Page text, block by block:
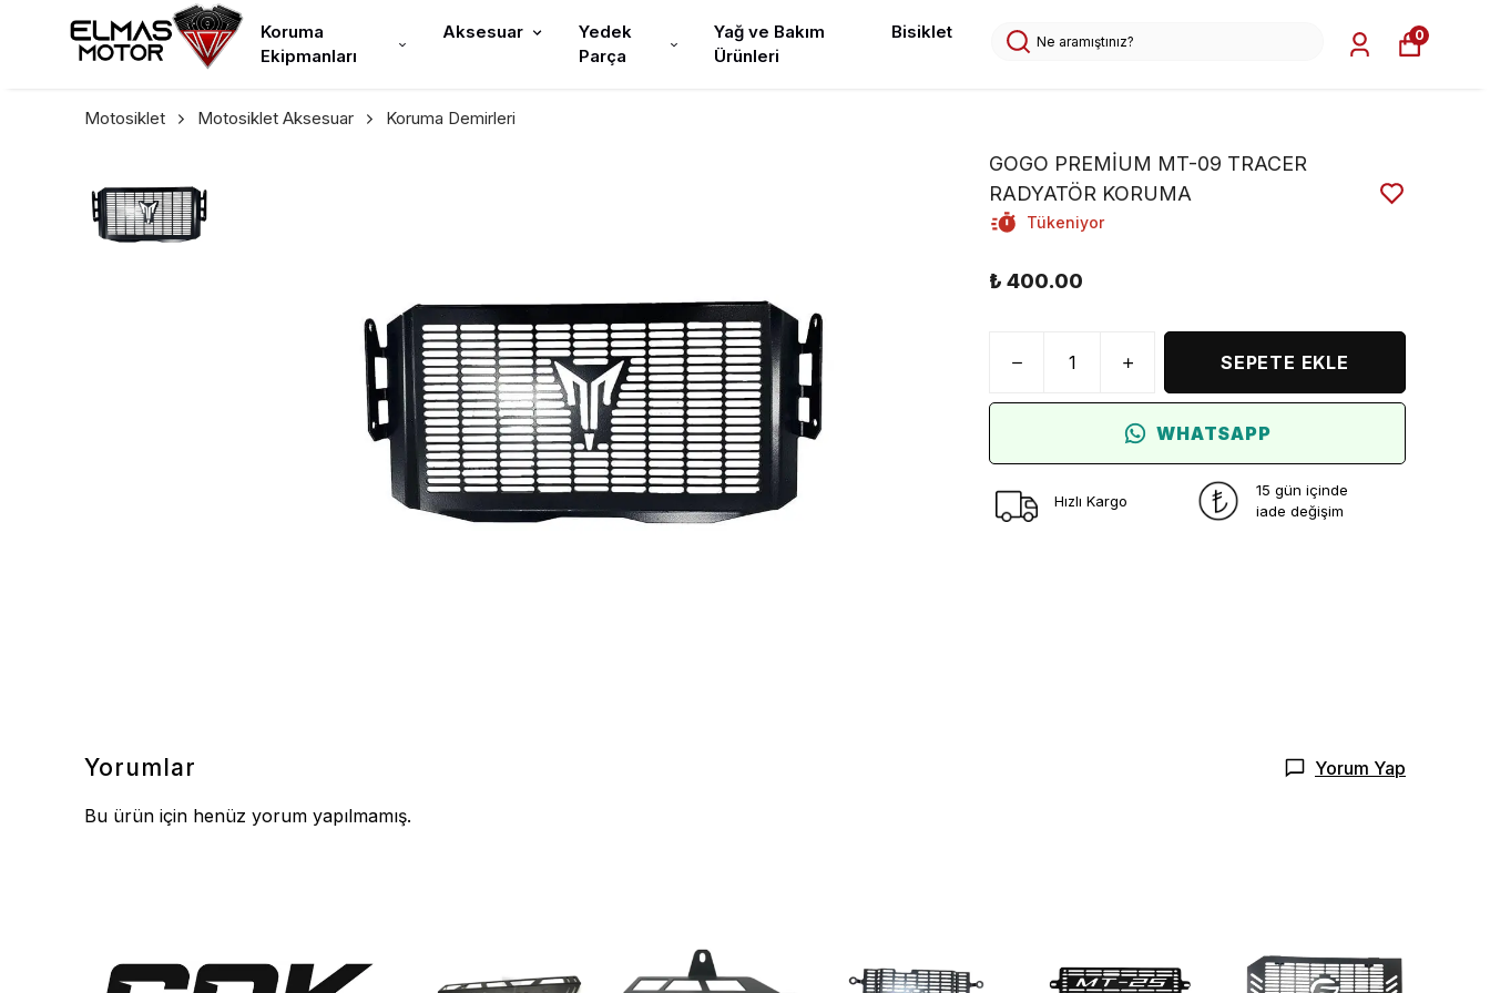
Koruma
Ekipmanları
Aksesuar
Yedek
Parça
Yağ ve Bakım
Ürünleri
Bisiklet 0
Motosiklet Motosiklet Aksesuar Koruma Demirleri
GOGO PREMİUM MT-09 TRACER
RADYATÖR KORUMA
Tükeniyor
₺ 400.00
SEPETE EKLE
WHATSAPP
Hızlı Kargo
15 gün içinde
iade değişim
Yorumlar Yorum Yap
Bu ürün için henüz yorum yapılmamış.